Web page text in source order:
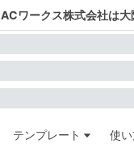
ACワークス株式会社は
テンプレート 使